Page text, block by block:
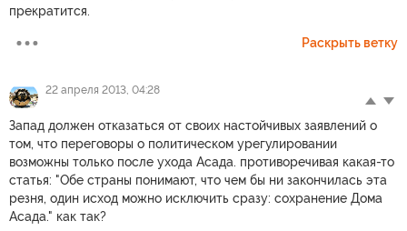
прекратится.
Раскрыть ветку
22 апреля 2013, 04:28
Запад должен отказаться от своих настойчивых заявлений о
том, что переговоры о политическом урегулировании
возможны только после ухода Асада. противоречивая какая-то
статья: "Обе страны понимают, что чем бы ни закончилась эта
резня, один исход можно исключить сразу: сохранение Дома
Асада." как так?